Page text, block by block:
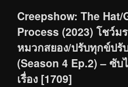
Creepshow: The Hat/
Process (2023) โชว์ม
หมวกสยอง/ปรับทุกข์ปรั
(Season 4 Ep.2) – ซับ
เรื่อง [1709]